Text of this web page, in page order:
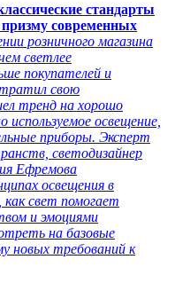
стандарты
призму современных
розничного магазина
светлее
покупателей и
свою
тренд на хорошо
освещение,
приборы. Эксперт
светодизайнер
Ефремова
освещения в
свет помогает
и эмоциями
на базовые
новых требований к